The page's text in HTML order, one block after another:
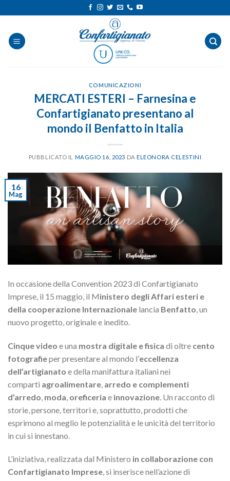
ai
contenuti
COMUNICAZIONI
MERCATI ESTERI – Farnesina e
Confartigianato presentano al
mondo il Benfatto in Italia
PUBBLICATO IL MAGGIO 16, 2023 DAELEONORA CELESTINI
16
Mag
In occasione della Convention 2023 di Confartigianato
Imprese, il 15 maggio, il Ministero degli Affari esteri e
della cooperazione Internazionale lancia Benfatto , un
nuovo progetto, originale e inedito.
Cinque video e una mostra digitale e fisica di oltre cento
fotografieper presentare al mondo l’eccellenza
dell’artigianato e della manifattura italiani nei
comparti agroalimentare arredo e complementi
d’arredo moda oreficeria e innovazione . Un racconto di
storie, persone, territori e, soprattutto, prodotti che
esprimono al meglio le potenzialità e le unicità del territorio
in cui si innestano.
L’iniziativa, realizzata dal Ministero in collaborazione con
Confartigianato Imprese, si inserisce nell’azione di